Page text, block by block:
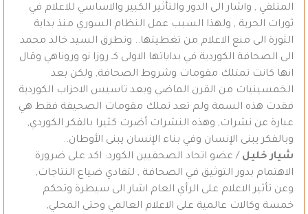
المتلقي , واشار الى الدور والتأثير الكبير والاساسي للاعلام في
ثورات الحرية , ولهذا السبب عمل النظام السوري منذ بداية
الثورة الى منع الاعلام من تغطيتها.. وتطرق السيد خالد محمد
الى الصحافة الكوردية في بداياتها الاولى كـ روزا نو وروناهي وقال
انها كانت تمتلك مقومات وشروط الصحافة, ولكن بعد
الخمسينيات من القرن الماضي وبعد تاسيس الاحزاب الكوردية
فقدت هذه السمة ولم تعد تملك مقومات الصحيفة فقط هي
عبارة عن نشرات, وهذه النشرات أضرت كثيرا بالفكر الكوردي,
وبالفكر يبنى الإنسان وفي بناء الإنسان يبنى الأوطان..
شيار خليل / عضو اتحاد الصحفيين الكورد: اكد على ضرورة
الاهتمام بدور التوثيق في الصحافة , لتفادي ضياع النتاجات,
وعن تأثير الاعلام على الرأي العام اشار الى سيطرة وتحكم
خمسة وكالات عالمية على الاعلام العالمي وحتى المحلي,